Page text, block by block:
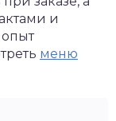
и
меню